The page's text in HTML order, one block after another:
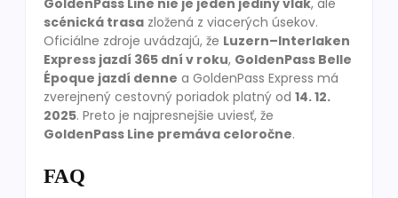
GoldenPass Line nie je jeden jediný vlak, ale
scénická trasa zložená z viacerých úsekov.
Oficiálne zdroje uvádzajú, že Luzern–Interlaken
Express jazdí 365 dní v roku, GoldenPass Belle
Époque jazdí denne a GoldenPass Express má
zverejnený cestovný poriadok platný od 14. 12.
2025. Preto je najpresnejšie uviesť, že
GoldenPass Line premáva celoročne.
FAQ